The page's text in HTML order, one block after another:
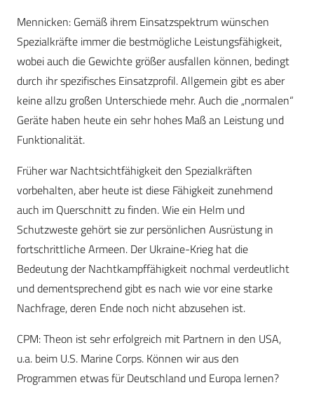
Mennicken: Gemäß ihrem Einsatzspektrum wünschen
Spezialkräfte immer die bestmögliche Leistungsfähigkeit,
wobei auch die Gewichte größer ausfallen können, bedingt
durch ihr spezifisches Einsatzprofil. Allgemein gibt es aber
keine allzu großen Unterschiede mehr. Auch die „normalen“
Geräte haben heute ein sehr hohes Maß an Leistung und
Funktionalität.
Früher war Nachtsichtfähigkeit den Spezialkräften
vorbehalten, aber heute ist diese Fähigkeit zunehmend
auch im Querschnitt zu finden. Wie ein Helm und
Schutzweste gehört sie zur persönlichen Ausrüstung in
fortschrittliche Armeen. Der Ukraine-Krieg hat die
Bedeutung der Nachtkampffähigkeit nochmal verdeutlicht
und dementsprechend gibt es nach wie vor eine starke
Nachfrage, deren Ende noch nicht abzusehen ist.
CPM: Theon ist sehr erfolgreich mit Partnern in den USA,
u.a. beim U.S. Marine Corps. Können wir aus den
Programmen etwas für Deutschland und Europa lernen?